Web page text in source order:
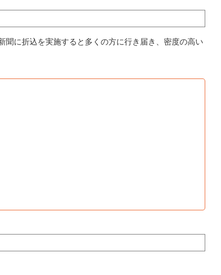
に折込を実施すると多くの方に行き届き、密度の高い